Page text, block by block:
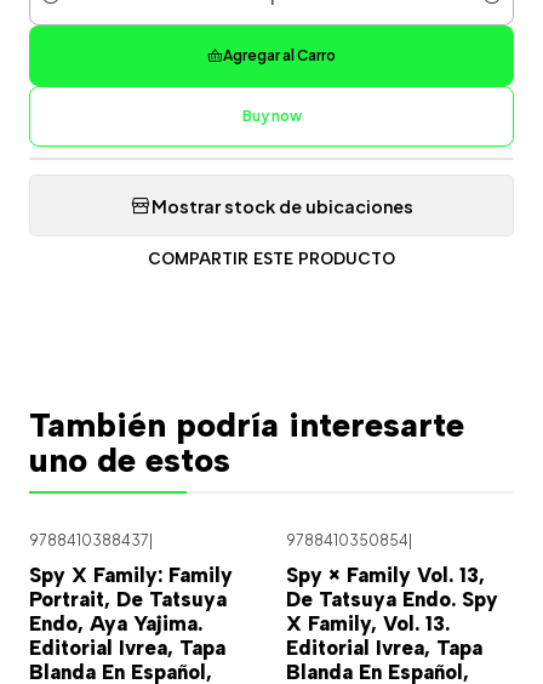
Cantidad
Agregar al Carro
Buy now
Mostrar stock de ubicaciones
COMPARTIR ESTE PRODUCTO
También podría interesarte
uno de estos
9788410388437
Spy X Family: Family
Portrait, De Tatsuya
Endo, Aya Yajima.
Editorial Ivrea, Tapa
Blanda En Español,
9788410350854
Spy × Family Vol. 13,
De Tatsuya Endo. Spy
X Family, Vol. 13.
Editorial Ivrea, Tapa
Blanda En Español,